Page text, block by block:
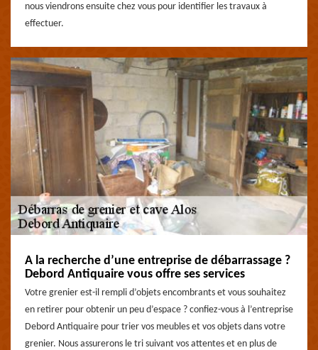
nous viendrons ensuite chez vous pour identifier les travaux à
effectuer.
A la recherche d’une entreprise de débarrassage ?
Debord Antiquaire vous offre ses services
Votre grenier est-il rempli d’objets encombrants et vous souhaitez
en retirer pour obtenir un peu d’espace ? confiez-vous à l’entreprise
Debord Antiquaire pour trier vos meubles et vos objets dans votre
grenier. Nous assurerons le tri suivant vos attentes et en plus de